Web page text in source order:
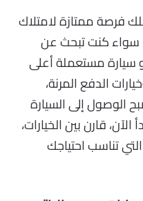
فأنت تملك فرصة ممتازة لامتلاك
سواء كنت تبحث عن
سيارة مستعملة أعلى
الدفع المرنة،
الوصول إلى السيارة
قارن بين الخيارات،
تناسب احتياجك